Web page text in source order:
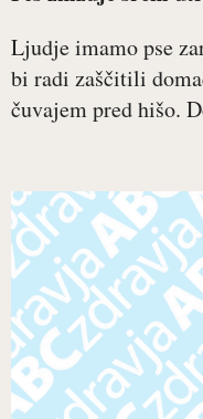
Ljudje imamo pse
bi radi zaščitili
čuvajem pred hišo.